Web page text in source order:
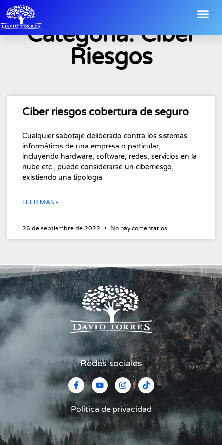
Categoría: Ciber
Riesgos
Ciber riesgos cobertura de seguro
Cualquier sabotaje deliberado contra los sistemas
informáticos de una empresa o particular,
incluyendo hardware, software, redes, servicios en la
nube etc., puede considerarse un ciberriesgo,
existiendo una tipología
LEER MÁS »
26 de septiembre de 2022 No hay comentarios
Redes sociales
Política de privacidad